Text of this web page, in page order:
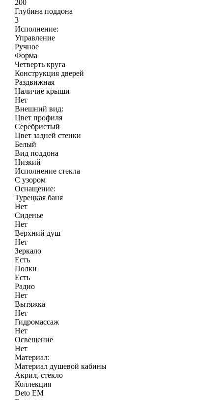
200
Глубина поддона
3
Исполнение:
Управление
Ручное
Форма
Четверть круга
Конструкция дверей
Раздвижная
Наличие крыши
Нет
Внешний вид:
Цвет профиля
Серебристый
Цвет задней стенки
Белый
Вид поддона
Низкий
Исполнение стекла
С узором
Оснащение:
Турецкая баня
Нет
Сиденье
Нет
Верхний душ
Нет
Зеркало
Есть
Полки
Есть
Радио
Нет
Вытяжка
Нет
Гидромассаж
Нет
Освещение
Нет
Материал:
Материал душевой кабины
Акрил, стекло
Коллекция
Deto ЕМ